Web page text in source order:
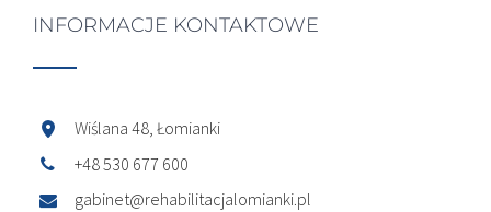
INFORMACJE KONTAKTOWE
Wiślana 48, Łomianki
+48 530 677 600
gabinet@rehabilitacjalomianki.pl